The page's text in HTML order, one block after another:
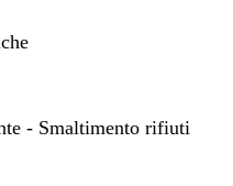
- Smaltimento rifiuti